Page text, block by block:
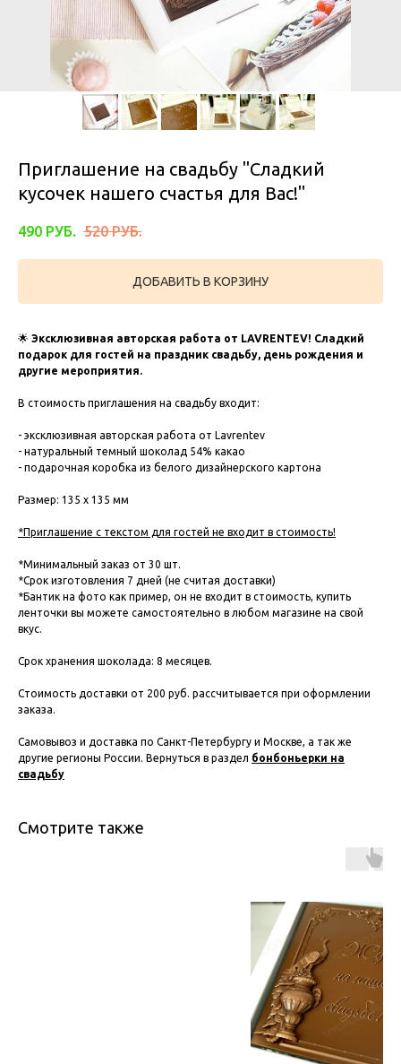
Приглашение на свадьбу "Сладкий
кусочек нашего счастья для Вас!"
490 РУБ. 520 РУБ.
ДОБАВИТЬ В КОРЗИНУ
🌟 Эксклюзивная авторская работа от LAVRENTEV! Сладкий
подарок для гостей на праздник свадьбу, день рождения и
другие мероприятия.
В стоимость приглашения на свадьбу входит:
- эксклюзивная авторская работа от Lavrentev
- натуральный темный шоколад 54% какао
- подарочная коробка из белого дизайнерского картона
Размер: 135 х 135 мм
*Приглашение с текстом для гостей не входит в стоимость!
*Минимальный заказ от 30 шт.
*Срок изготовления 7 дней (не считая доставки)
*Бантик на фото как пример, он не входит в стоимость, купить
ленточки вы можете самостоятельно в любом магазине на свой
вкус.
Срок хранения шоколада: 8 месяцев.
Стоимость доставки от 200 руб. рассчитывается при оформлении
заказа.
Самовывоз и доставка по Санкт-Петербургу и Москве, а так же
другие регионы России. Вернуться в раздел бонбоньерки на
свадьбу
Смотрите также